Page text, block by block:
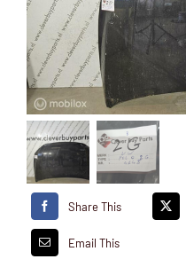
Share This
Email This